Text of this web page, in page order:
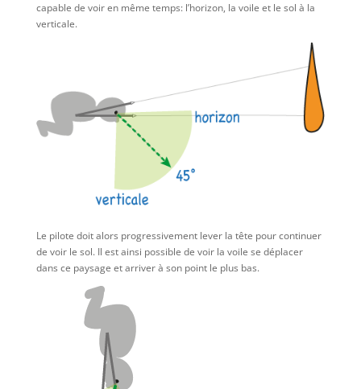
capable de voir en même temps: l’horizon, la voile et le sol à la
verticale.
Le pilote doit alors progressivement lever la tête pour continuer
de voir le sol. Il est ainsi possible de voir la voile se déplacer
dans ce paysage et arriver à son point le plus bas.